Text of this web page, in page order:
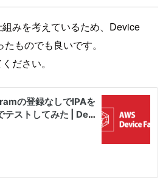
みを考えているため、Device
ものでも良いです。
ださい。